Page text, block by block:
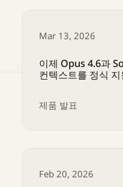
Mar 13, 2026
이제 Opus 4.6과
컨텍스트를 정식
제품 발표
Feb 20, 2026